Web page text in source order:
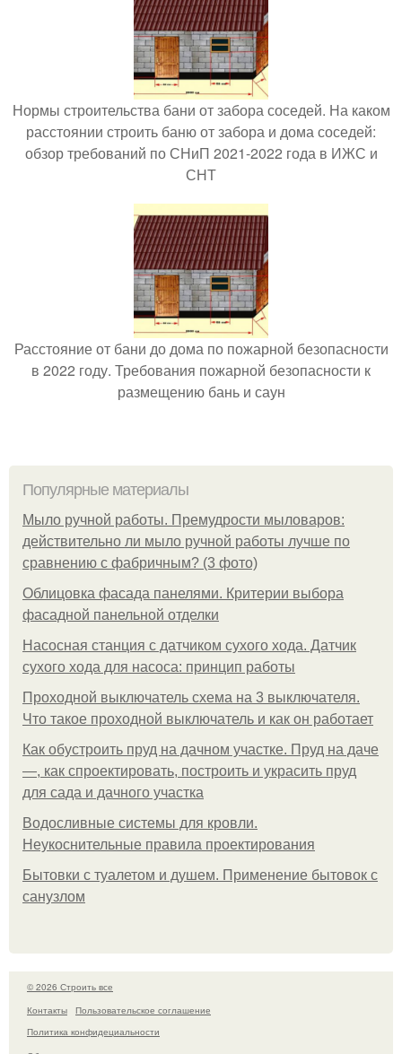
Нормы строительства бани от забора соседей. На каком
расстоянии строить баню от забора и дома соседей:
обзор требований по СНиП 2021-2022 года в ИЖС и
СНТ
Расстояние от бани до дома по пожарной безопасности
в 2022 году. Требования пожарной безопасности к
размещению бань и саун
Популярные материалы
Мыло ручной работы. Премудрости мыловаров:
действительно ли мыло ручной работы лучше по
сравнению с фабричным? (3 фото)
Облицовка фасада панелями. Критерии выбора
фасадной панельной отделки
Насосная станция с датчиком сухого хода. Датчик
сухого хода для насоса: принцип работы
Проходной выключатель схема на 3 выключателя.
Что такое проходной выключатель и как он работает
Как обустроить пруд на дачном участке. Пруд на даче
—, как спроектировать, построить и украсить пруд
для сада и дачного участка
Водосливные системы для кровли.
Неукоснительные правила проектирования
Бытовки с туалетом и душем. Применение бытовок с
санузлом
© 2026 Строить все
Контакты
Пользовательское соглашение
Политика конфидециальности